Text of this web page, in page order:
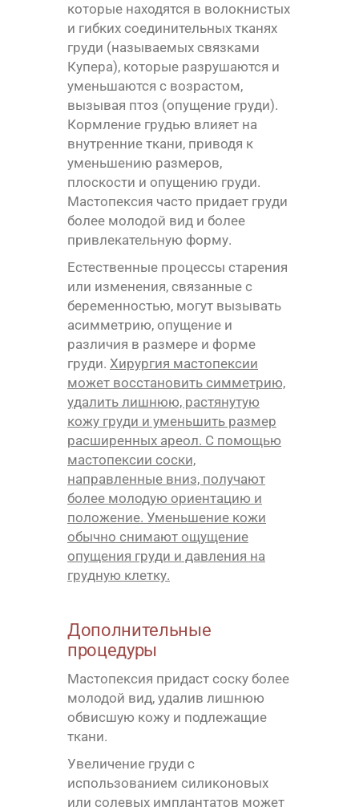
которые находятся в волокнистых
и гибких соединительных тканях
груди (называемых связками
Купера), которые разрушаются и
уменьшаются с возрастом,
вызывая птоз (опущение груди).
Кормление грудью влияет на
внутренние ткани, приводя к
уменьшению размеров,
плоскости и опущению груди.
Мастопексия часто придает груди
более молодой вид и более
привлекательную форму.
Естественные процессы старения
или изменения, связанные с
беременностью, могут вызывать
асимметрию, опущение и
различия в размере и форме
груди. Хирургия мастопексии
может восстановить симметрию,
удалить лишнюю, растянутую
кожу груди и уменьшить размер
расширенных ареол. С помощью
мастопексии соски,
направленные вниз, получают
более молодую ориентацию и
положение. Уменьшение кожи
обычно снимают ощущение
опущения груди и давления на
грудную клетку.
Дополнительные
процедуры
Мастопексия придаст соску более
молодой вид, удалив лишнюю
обвисшую кожу и подлежащие
ткани.
Увеличение груди с
использованием силиконовых
или солевых имплантатов может